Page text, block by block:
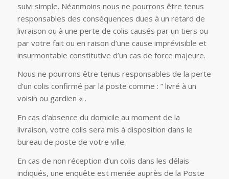
suivi simple. Néanmoins nous ne pourrons être tenus
responsables des conséquences dues à un retard de
livraison ou à une perte de colis causés par un tiers ou
par votre fait ou en raison d’une cause imprévisible et
insurmontable constitutive d’un cas de force majeure.
Nous ne pourrons être tenus responsables de la perte
d’un colis confirmé par la poste comme : ” livré à un
voisin ou gardien « .
En cas d’absence du domicile au moment de la
livraison, votre colis sera mis à disposition dans le
bureau de poste de votre ville.
En cas de non réception d’un colis dans les délais
indiqués, une enquête est menée auprès de la Poste